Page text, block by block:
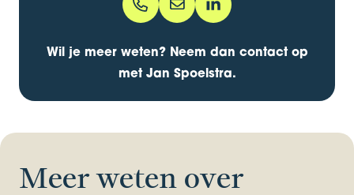
06 - 116 683 36
jan.spoelstra@bentacera.nl
jspoelstra
Wil je meer weten? Neem dan contact op
met Jan Spoelstra.
Meer weten over